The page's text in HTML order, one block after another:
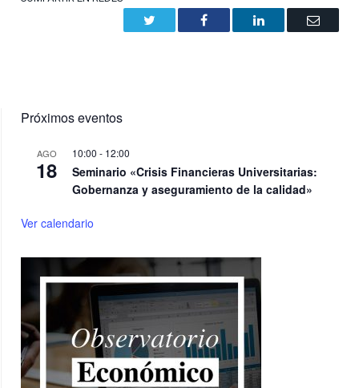
Facebook LinkedIn Email
Próximos eventos
AGO
18
10:00 - 12:00
Seminario «Crisis Financieras Universitarias:
Gobernanza y aseguramiento de la calidad»
Ver calendario